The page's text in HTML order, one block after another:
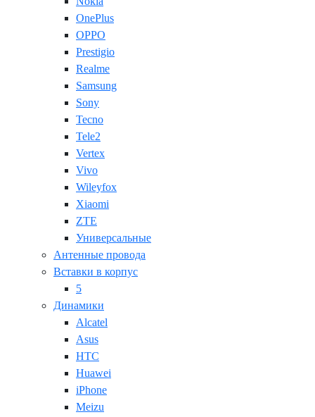
OnePlus
OPPO
Prestigio
Realme
Samsung
Sony
Tecno
Tele2
Vertex
Vivo
Wileyfox
Xiaomi
ZTE
Универсальные
Антенные провода
Вставки в корпус
5
Динамики
Alcatel
Asus
HTC
Huawei
iPhone
Meizu